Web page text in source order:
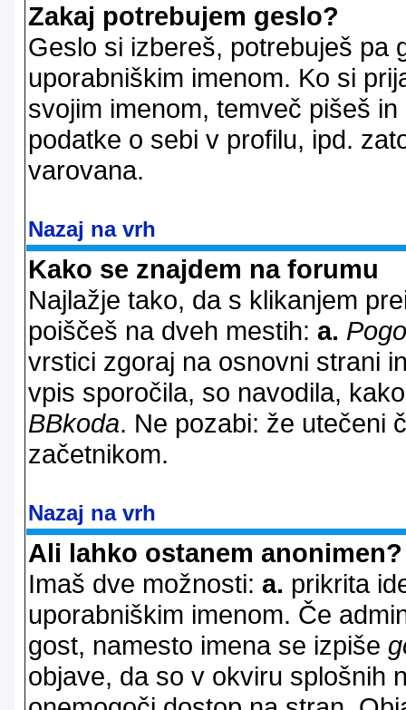
Zakaj potrebujem geslo?
Geslo si izbereš, potrebuješ pa
uporabniškim imenom. Ko si
svojim imenom, temveč pišeš
podatke o sebi v profilu, ipd.
varovana.
Nazaj na vrh
Kako se znajdem na forumu
Najlažje tako, da s klikanjem
poiščeš na dveh mestih: a.
vrstici zgoraj na osnovni strani
vpis sporočila, so navodila,
BBkoda. Ne pozabi: že utečeni
začetnikom.
Nazaj na vrh
Ali lahko ostanem anonimen?
Imaš dve možnosti: a. prikrita
uporabniškim imenom. Če
gost, namesto imena se izpiše
objave, da so v okviru splošnih